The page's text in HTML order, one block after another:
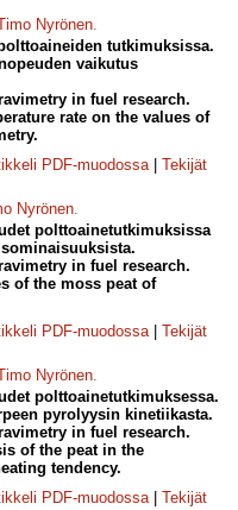
Nyrönen.
tutkimuksissa.
vaikutus
in fuel research.
rate on the values of
PDF-muodossa| Tekijät
Nyrönen.
polttoainetutkimuksissa
in fuel research.
of the moss peat of
PDF-muodossa| Tekijät
Nyrönen.
polttoainetutkimuksessa.
pyrolyysin kinetiikasta.
in fuel research.
of the peat in the
tendency.
PDF-muodossa| Tekijät